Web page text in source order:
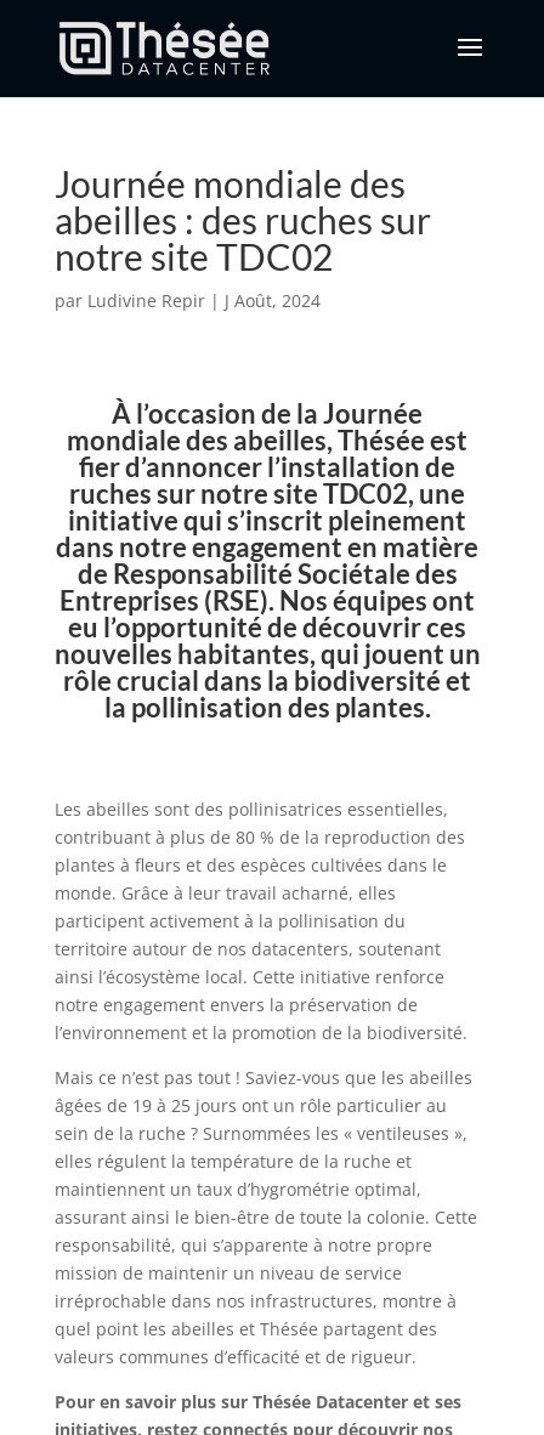
Journée mondiale des
abeilles : des ruches sur
notre site TDC02
par Ludivine Repir| J Août, 2024
À l’occasion de la Journée
mondiale des abeilles, Thésée est
fier d’annoncer l’installation de
ruches sur notre site TDC02, une
initiative qui s’inscrit pleinement
dans notre engagement en matière
de Responsabilité Sociétale des
Entreprises (RSE). Nos équipes ont
eu l’opportunité de découvrir ces
nouvelles habitantes, qui jouent un
rôle crucial dans la biodiversité et
la pollinisation des plantes.
Les abeilles sont des pollinisatrices essentielles,
contribuant à plus de 80 % de la reproduction des
plantes à fleurs et des espèces cultivées dans le
monde. Grâce à leur travail acharné, elles
participent activement à la pollinisation du
territoire autour de nos datacenters, soutenant
ainsi l’écosystème local. Cette initiative renforce
notre engagement envers la préservation de
l’environnement et la promotion de la biodiversité.
Mais ce n’est pas tout ! Saviez-vous que les abeilles
âgées de 19 à 25 jours ont un rôle particulier au
sein de la ruche ? Surnommées les « ventileuses »,
elles régulent la température de la ruche et
maintiennent un taux d’hygrométrie optimal,
assurant ainsi le bien-être de toute la colonie. Cette
responsabilité, qui s’apparente à notre propre
mission de maintenir un niveau de service
irréprochable dans nos infrastructures, montre à
quel point les abeilles et Thésée partagent des
valeurs communes d’efficacité et de rigueur.
Pour en savoir plus sur Thésée Datacenter et ses
initiatives, restez connectés pour découvrir nos